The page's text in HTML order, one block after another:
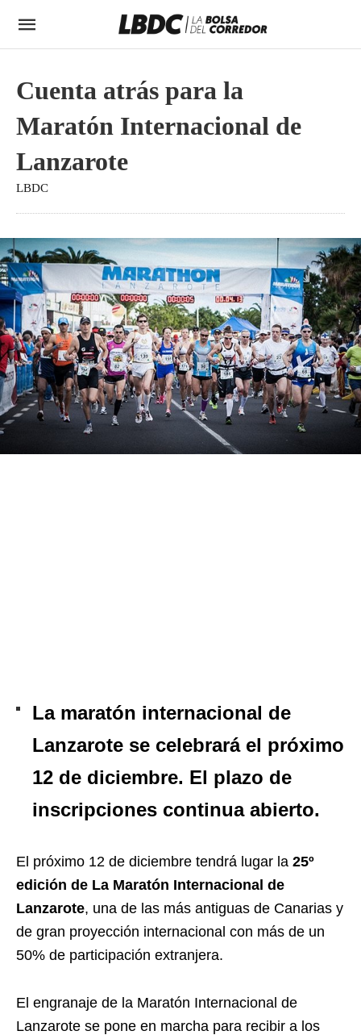
Cuenta atrás para la
Maratón Internacional de
Lanzarote
LBDC
La maratón internacional de
Lanzarote se celebrará el próximo
12 de diciembre. El plazo de
inscripciones continua abierto.
El próximo 12 de diciembre tendrá lugar la 25º
edición de La Maratón Internacional de
Lanzarote, una de las más antiguas de Canarias y
de gran proyección internacional con más de un
50% de participación extranjera.
El engranaje de la Maratón Internacional de
Lanzarote se pone en marcha para recibir a los